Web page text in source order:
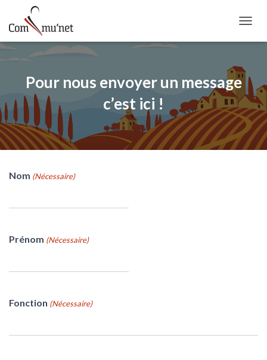
Pour nous envoyer un message
c’est ici !
Nom (Nécessaire)
Prénom (Nécessaire)
Fonction (Nécessaire)